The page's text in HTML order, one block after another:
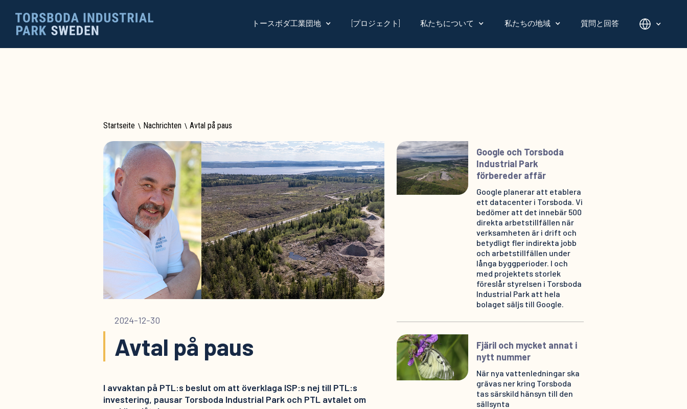
トースボダ工業団地 [プロジェクト] 私たちについて 私たちの地域 質問と回答
Startseite \ Nachrichten \ Avtal på paus
2024-12-30
Avtal på paus
I avvaktan på PTL:s beslut om att överklaga ISP:s nej till PTL:s
investering, pausar Torsboda Industrial Park och PTL avtalet om
Google och Torsboda
Industrial Park
förbereder affär
Google planerar att etablera
ett datacenter i Torsboda. Vi
bedömer att det innebär 500
direkta arbetstillfällen när
verksamheten är i drift och
betydligt fler indirekta jobb
och arbetstillfällen under
långa byggperioder. I och
med projektets storlek
föreslår styrelsen i Torsboda
Industrial Park att hela
bolaget säljs till Google.
Fjäril och mycket annat i
nytt nummer
När nya vattenledningar ska
grävas ner kring Torsboda
tas särskild hänsyn till den
sällsynta